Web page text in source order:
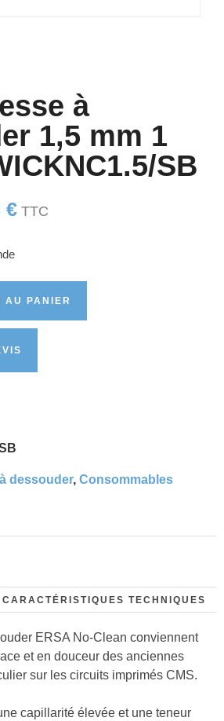
à
1,5 mm 1
SB
€ TTC
AU PANIER
dessouder, Consommables
CARACTÉRISTIQUES TECHNIQUES
ERSA No-Clean conviennent
et en douceur des anciennes
sur les circuits imprimés CMS.
capillarité élevée et une teneur